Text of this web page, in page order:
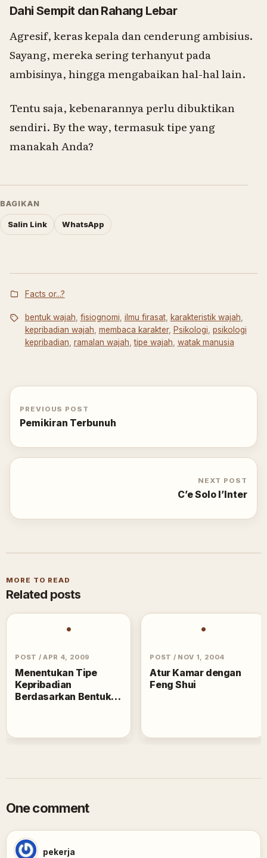
Dahi Sempit dan Rahang Lebar
Agresif, keras kepala dan cenderung ambisius.
Sayang, mereka sering terhanyut pada
ambisinya, hingga mengabaikan hal-hal lain.
Tentu saja, kebenarannya perlu dibuktikan
sendiri. By the way, termasuk tipe yang
manakah Anda?
BAGIKAN
Salin Link WhatsApp
Facts or...?
bentuk wajah fisiognomi ilmu firasat, karakteristik wajah
kepribadian wajah membaca karakter, Psikologi psikologi
kepribadian ramalan wajah ,tipe wajah watak manusia
PREVIOUS POST
Pemikiran Terbunuh
NEXT POST
C’e Solo I’Inter
MORE TO READ
Related posts
•
POST / APR 4, 2009
Menentukan Tipe
Kepribadian
Berdasarkan Bentuk
•
POST / NOV 1, 2004
Atur Kamar dengan
Feng Shui
One comment
pekerja